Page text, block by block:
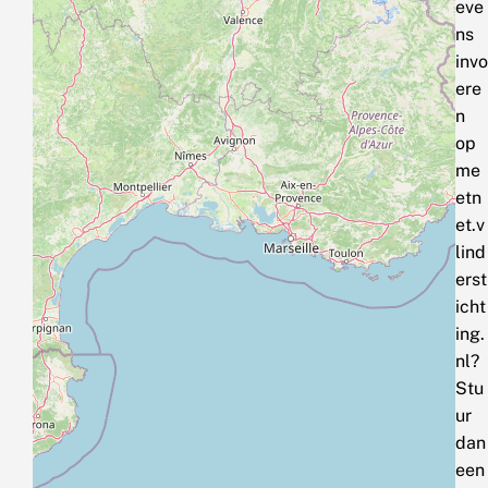
eve
ns
invo
ere
n
op
me
etn
et.v
lind
erst
icht
ing.
nl?
Stu
ur
dan
een